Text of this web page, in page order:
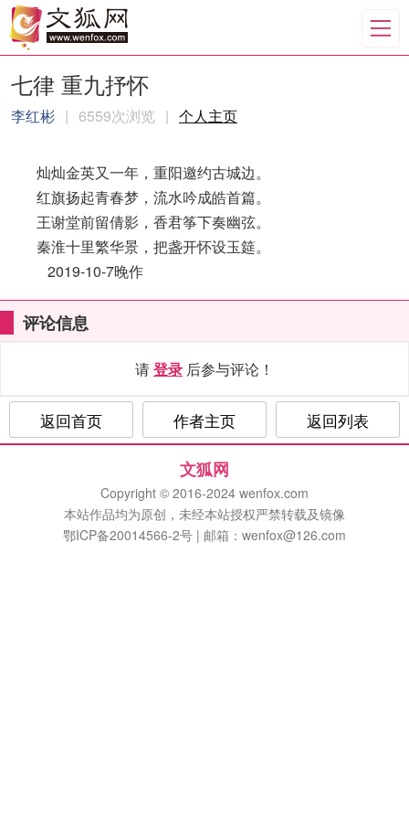
七律 重九抒怀
李红彬 | 6559次浏览 | 个人主页
灿灿金英又一年，重阳邀约古城边。
红旗扬起青春梦，流水吟成皓首篇。
王谢堂前留倩影，香君筝下奏幽弦。
秦淮十里繁华景，把盏开怀设玉筵。
2019-10-7晚作
评论信息
请登录 后参与评论！
返回首页 作者主页 返回列表
文狐网
Copyright © 2016-2024 wenfox.com
本站作品均为原创，未经本站授权严禁转载及镜像
鄂ICP备20014566-2号 | 邮箱：wenfox@126.com